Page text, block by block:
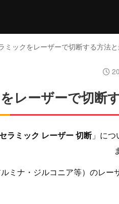
ミックをレーザーで切断する方法
レーザーで切断
セラミック レーザー 切断」につ
ミナ・ジルコニア等）のレー